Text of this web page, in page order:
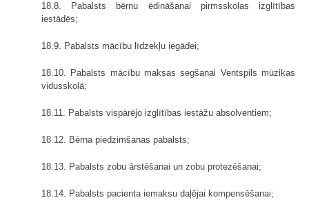
18.8. Pabalsts bērnu ēdināšanai pirmsskolas izglītības
iestādēs;
18.9. Pabalsts mācību līdzekļu iegādei;
18.10. Pabalsts mācību maksas segšanai Ventspils mūzikas
vidusskolā;
18.11. Pabalsts vispārējo izglītības iestāžu absolventiem;
18.12. Bērna piedzimšanas pabalsts;
18.13. Pabalsts zobu ārstēšanai un zobu protezēšanai;
18.14. Pabalsts pacienta iemaksu daļējai kompensēšanai;